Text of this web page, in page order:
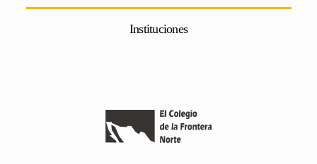
Instituciones